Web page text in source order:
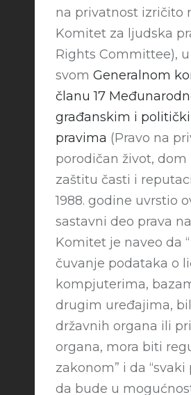
na privatnost izričito
Komitet za ljudska
Rights Committee), u
svom Generalnom
članu 17
građanskim i
pravima (Pravo na
porodičan život, dom
zaštitu časti i
1988. godine uvrstio
sastavni deo prava
Komitet je naveo da
čuvanje podataka o
kompjuterima,
drugim uređajima,
državnih organa ili
organa, mora biti
zakonom” i da
da bude u